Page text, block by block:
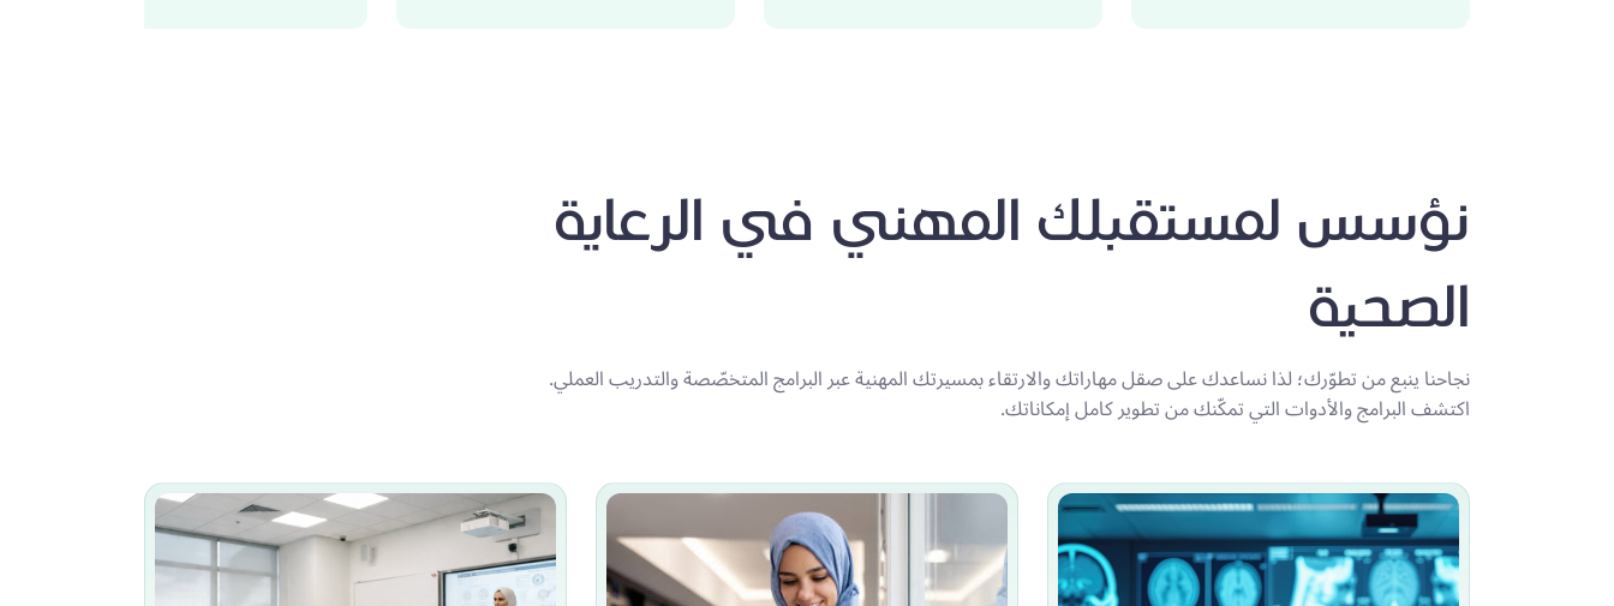
نؤسس لمستقبلك المهني في الرعاية
الصحية
نجاحنا ينبع من تطوّرك؛ لذا نساعدك على صقل مهاراتك والارتقاء بمسيرتك المهنية عبر البرامج المتخصّصة والتدريب العملي.
اكتشف البرامج والأدوات التي تمكّنك من تطوير كامل إمكاناتك.